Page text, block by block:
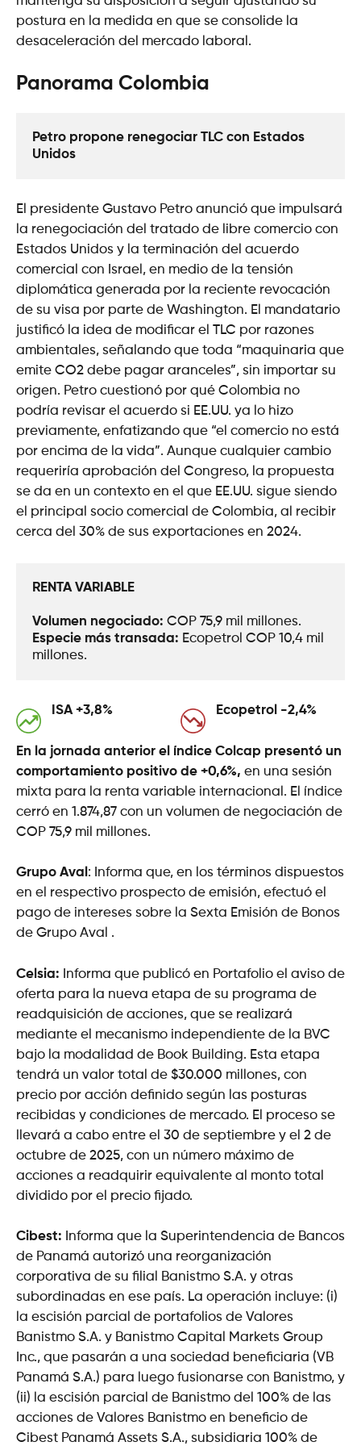
postura en la medida en que se consolide la
desaceleración del mercado laboral.
Panorama Colombia
Petro propone renegociar TLC con Estados
Unidos
El presidente Gustavo Petro anunció que impulsará
la renegociación del tratado de libre comercio con
Estados Unidos y la terminación del acuerdo
comercial con Israel, en medio de la tensión
diplomática generada por la reciente revocación
de su visa por parte de Washington. El mandatario
justificó la idea de modificar el TLC por razones
ambientales, señalando que toda “maquinaria que
emite CO2 debe pagar aranceles”, sin importar su
origen. Petro cuestionó por qué Colombia no
podría revisar el acuerdo si EE.UU. ya lo hizo
previamente, enfatizando que “el comercio no está
por encima de la vida”. Aunque cualquier cambio
requeriría aprobación del Congreso, la propuesta
se da en un contexto en el que EE.UU. sigue siendo
el principal socio comercial de Colombia, al recibir
cerca del 30% de sus exportaciones en 2024.
RENTA VARIABLE
Volumen negociado: COP 75,9 mil millones.
Especie más transada: Ecopetrol COP 10,4 mil
millones.
ISA +3,8% Ecopetrol -2,4%
En la jornada anterior el índice Colcap presentó un
comportamiento positivo de +0,6%, en una sesión
mixta para la renta variable internacional. El índice
cerró en 1.874,87 con un volumen de negociación de
COP 75,9 mil millones.
Grupo Aval : Informa que, en los términos dispuestos
en el respectivo prospecto de emisión, efectuó el
pago de intereses sobre la Sexta Emisión de Bonos
de Grupo Aval .
Celsia: Informa que publicó en Portafolio el aviso de
oferta para la nueva etapa de su programa de
readquisición de acciones, que se realizará
mediante el mecanismo independiente de la BVC
bajo la modalidad de Book Building. Esta etapa
tendrá un valor total de $30.000 millones, con
precio por acción definido según las posturas
recibidas y condiciones de mercado. El proceso se
llevará a cabo entre el 30 de septiembre y el 2 de
octubre de 2025, con un número máximo de
acciones a readquirir equivalente al monto total
dividido por el precio fijado.
Cibest: Informa que la Superintendencia de Bancos
de Panamá autorizó una reorganización
corporativa de su filial Banistmo S.A. y otras
subordinadas en ese país. La operación incluye: (i)
la escisión parcial de portafolios de Valores
Banistmo S.A. y Banistmo Capital Markets Group
Inc., que pasarán a una sociedad beneficiaria (VB
Panamá S.A.) para luego fusionarse con Banistmo, y
(ii) la escisión parcial de Banistmo del 100% de las
acciones de Valores Banistmo en beneficio de
Cibest Panamá Assets S.A., subsidiaria 100% de